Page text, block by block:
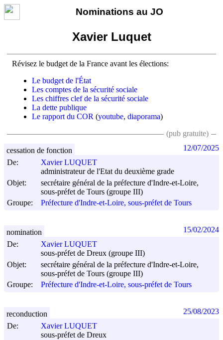
Nominations au JO
Xavier Luquet
Révisez le budget de la France avant les élections:
Le budget de l'État
Les comptes de la sécurité sociale
Les chiffres clef de la sécurité sociale
La dette publique
Le rapport du COR (youtube, diaporama)
(pub gratuite)
De:
Xavier LUQUET
administrateur de l'Etat du deuxième grade
Objet:
secrétaire général de la préfecture d'Indre-et-Loire,
sous-préfet de Tours (groupe III)
Groupe:
Préfecture d'Indre-et-Loire, sous-préfet de Tours
cessation de fonction 12/07/2025
De:
Xavier LUQUET
sous-préfet de Dreux (groupe III)
Objet:
secrétaire général de la préfecture d'Indre-et-Loire,
sous-préfet de Tours (groupe III)
Groupe:
Préfecture d'Indre-et-Loire, sous-préfet de Tours
nomination 15/02/2024
De:
Xavier LUQUET
sous-préfet de Dreux
reconduction 25/08/2023